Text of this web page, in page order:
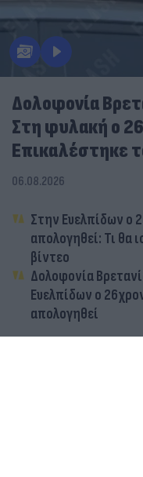
Δολοφονία
Στη φυλακή ο
Επικαλέστηκε
06.08.2026
Στην Ευελπίδων ο
απολογηθεί: Τι θα
βίντεο
Δολοφονία
Ευελπίδων ο
απολογηθεί